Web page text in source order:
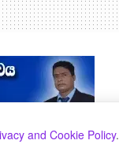
and Cookie Policy.